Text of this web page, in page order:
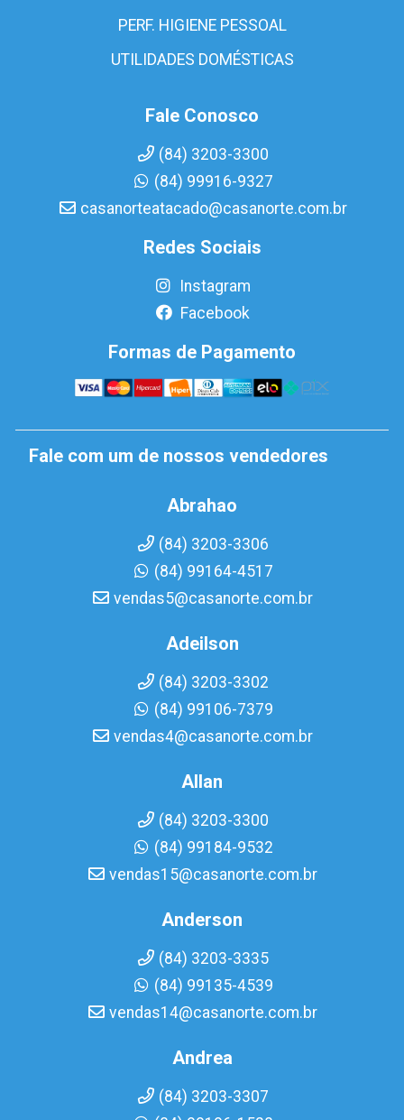
PERF. HIGIENE PESSOAL
UTILIDADES DOMÉSTICAS
Fale Conosco
(84) 3203-3300
(84) 99916-9327
casanorteatacado@casanorte.com.br
Redes Sociais
Instagram
Facebook
Formas de Pagamento
Fale com um de nossos vendedores
Abrahao
(84) 3203-3306
(84) 99164-4517
vendas5@casanorte.com.br
Adeilson
(84) 3203-3302
(84) 99106-7379
vendas4@casanorte.com.br
Allan
(84) 3203-3300
(84) 99184-9532
vendas15@casanorte.com.br
Anderson
(84) 3203-3335
(84) 99135-4539
vendas14@casanorte.com.br
Andrea
(84) 3203-3307